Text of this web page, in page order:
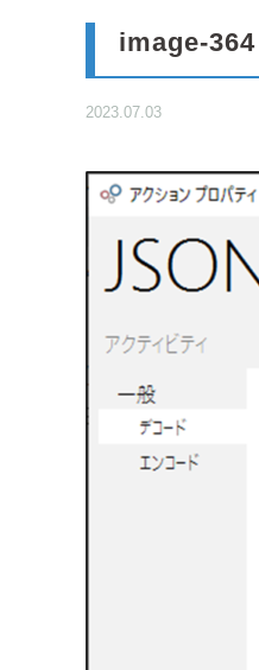
image-364
2023.07.03